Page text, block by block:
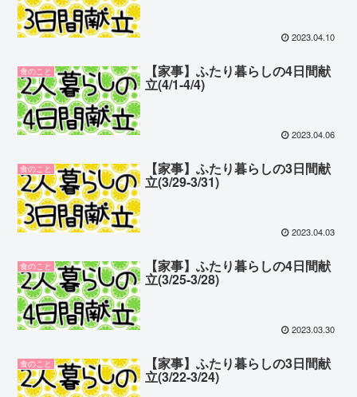
2023.04.10
食のこと 【家事】ふたり暮らしの4日間献
立(4/1-4/4)
2023.04.06
食のこと 【家事】ふたり暮らしの3日間献
立(3/29-3/31)
2023.04.03
食のこと 【家事】ふたり暮らしの4日間献
立(3/25-3/28)
2023.03.30
食のこと 【家事】ふたり暮らしの3日間献
立(3/22-3/24)